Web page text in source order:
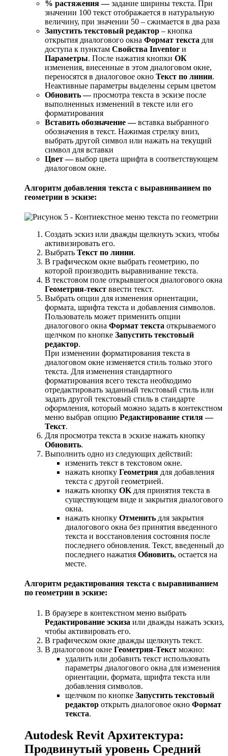
% растяжения —задание ширины текста. При
значении 100 текст отображается в натуральную
величину, при значении 50 – сжимается в два раза
Запустить текстовый редактор – кнопка
открытия диалогового окна Формат текста для
доступа к пунктам Свойства Inventor и
Параметры. После нажатия кнопки ОК
изменения, внесенные в этом диалоговом окне,
переносятся в диалоговое окно Текст по линии.
Неактивные параметры выделены серым цветом
Обновить —просмотра текста в эскизе после
выполненных изменений в тексте или его
форматирования
Вставить обозначение —вставка выбранного
обозначения в текст. Нажимая стрелку вниз,
выбрать другой символ или нажать на текущий
символ для вставки
Цвет —выбор цвета шрифта в соответствующем
диалоговом окне.
Алгоритм добавления текста с выравниванием по
геометрии в эскизе:
Создать эскиз или дважды щелкнуть эскиз, чтобы
активизировать его.
Выбрать Текст по линии.
В графическом окне выбрать геометрию, по
которой производить выравнивание текста.
В текстовом поле открывшегося диалогового окна
Геометрия-текст ввести текст.
Выбрать опции для изменения ориентации,
формата, шрифта текста и добавления символов.
Пользователь может применить опции
диалогового окна Формат текста открываемого
щелчком по кнопке Запустить текстовый
редактор.
При изменении форматирования текста в
диалоговом окне изменяется стиль только этого
текста. Для изменения стандартного
форматирования всего текста необходимо
отредактировать заданный текстовый стиль или
задать другой текстовый стиль в стандарте
оформления, который можно задать в контекстном
меню выбрав опцию Редактирование стиля —
Текст.
Для просмотра текста в эскизе нажать кнопку
Обновить.
Выполнить одно из следующих действий:
изменить текст в текстовом окне.
нажать кнопку Геометрия для добавления
текста с другой геометрией.
нажать кнопку OK для принятия текста в
существующем виде и закрытия диалогового
окна.
нажать кнопку Отменить для закрытия
диалогового окна без принятия введенного
текста и восстановления состояния после
последнего обновления. Текст, введенный до
последнего нажатия Обновить, остается на
месте.
Алгоритм редактирования текста с выравниванием
по геометрии в эскизе:
В браузере в контекстном меню выбрать
Редактирование эскиза или дважды нажать эскиз,
чтобы активировать его.
В графическом окне дважды щелкнуть текст.
В диалоговом окне Геометрия-Текст можно:
удалить или добавить текст использовать
параметры диалогового окна для изменения
ориентации, формата, шрифта текста или
добавления символов.
щелчком по кнопке Запустить текстовый
редактор открыть диалоговое окно Формат
текста.
Autodesk Revit Архитектура:
Продвинутый уровень Средний